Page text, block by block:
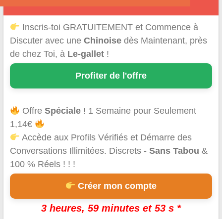
Inscris-toi GRATUITEMENT et Commence à
Discuter avec une Chinoisedès Maintenant, près
de chez Toi, à Le-gallet!
Profiter de l'offre
OffreSpéciale ! 1 Semaine pour Seulement
1,14€
Accède aux Profils Vérifiés et Démarre des
Conversations Illimitées. Discrets - Sans Tabou &
100 % Réels ! ! !
Créer mon compte
3 heures, 59 minutes et 53 s *